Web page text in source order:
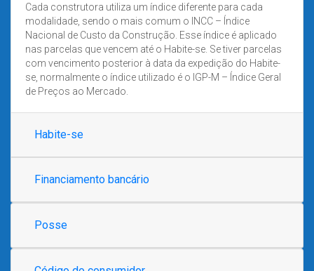
Cada construtora utiliza um índice diferente para cada
modalidade, sendo o mais comum o INCC – Índice
Nacional de Custo da Construção. Esse índice é aplicado
nas parcelas que vencem até o Habite-se. Se tiver parcelas
com vencimento posterior à data da expedição do Habite-
se, normalmente o índice utilizado é o IGP-M – Índice Geral
de Preços ao Mercado.
Habite-se
Financiamento bancário
Posse